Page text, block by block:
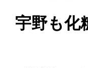
宇野も化